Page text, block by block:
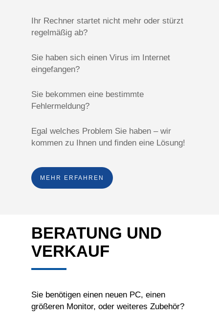
Ihr Rechner startet nicht mehr oder stürzt
regelmäßig ab?
Sie haben sich einen Virus im Internet
eingefangen?
Sie bekommen eine bestimmte
Fehlermeldung?
Egal welches Problem Sie haben – wir
kommen zu Ihnen und finden eine Lösung!
MEHR ERFAHREN
BERATUNG UND
VERKAUF
Sie benötigen einen neuen PC, einen
größeren Monitor, oder weiteres Zubehör?